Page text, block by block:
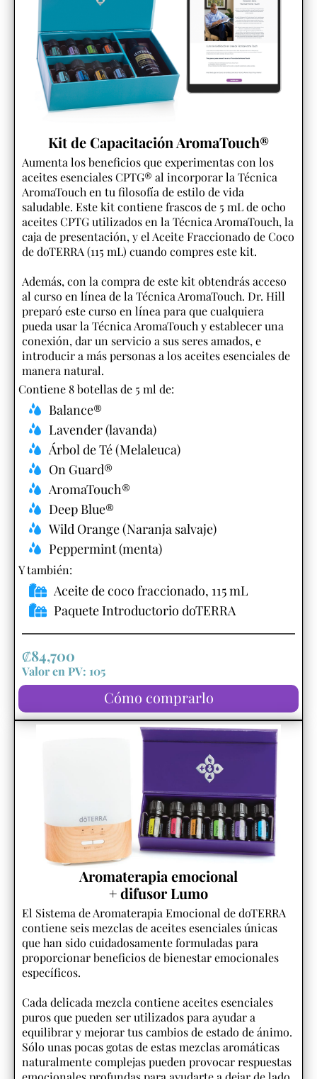
Kit de Capacitación AromaTouch®
Aumenta los beneficios que experimentas con los
aceites esenciales CPTG® al incorporar la Técnica
AromaTouch en tu filosofía de estilo de vida
saludable. Este kit contiene frascos de 5 mL de ocho
aceites CPTG utilizados en la Técnica AromaTouch, la
caja de presentación, y el Aceite Fraccionado de Coco
de doTERRA (115 mL) cuando compres este kit.
Además, con la compra de este kit obtendrás acceso
al curso en línea de la Técnica AromaTouch. Dr. Hill
preparó este curso en línea para que cualquiera
pueda usar la Técnica AromaTouch y establecer una
conexión, dar un servicio a sus seres amados, e
introducir a más personas a los aceites esenciales de
manera natural.
Contiene 8 botellas de 5 ml de:
Balance®
Lavender (lavanda)
Árbol de Té (Melaleuca)
On Guard®
AromaTouch®
Deep Blue®
Wild Orange (Naranja salvaje)
Peppermint (menta)
Y también:​
Aceite de coco fraccionado, 115 mL
Paquete Introductorio doTERRA
₡84,700
Valor en PV: 105
Cómo comprarlo
Aromaterapia emocional
+ difusor Lumo
El Sistema de Aromaterapia Emocional de doTERRA
contiene seis mezclas de aceites esenciales únicas
que han sido cuidadosamente formuladas para
proporcionar beneficios de bienestar emocionales
específicos.
Cada delicada mezcla contiene aceites esenciales
puros que pueden ser utilizados para ayudar a
equilibrar y mejorar tus cambios de estado de ánimo.
Sólo unas pocas gotas de estas mezclas aromáticas
naturalmente complejas pueden provocar respuestas